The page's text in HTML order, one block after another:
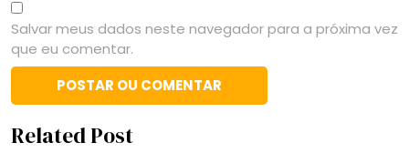
Salvar meus dados neste navegador para a próxima vez
que eu comentar.
Related Post